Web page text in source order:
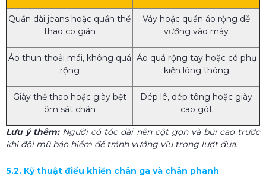
Quần dài jeans hoặc quần thể
thao co giãn
Váy hoặc quần áo rộng dễ
vướng vào máy
Áo thun thoải mái, không quá
rộng
Áo quá rộng tay hoặc có phụ
kiện lòng thòng
Giày thể thao hoặc giày bệt
ôm sát chân
Dép lê, dép tông hoặc giày
cao gót
Lưu ý thêm:Người có tóc dài nên cột gọn và búi cao trước
khi đội mũ bảo hiểm để tránh vướng víu trong lượt đua.
5.2. Kỹ thuật điều khiển chân ga và chân phanh